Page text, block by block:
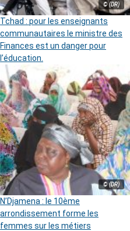
© (DR)
Tchad : pour les enseignants
communautaires le ministre des
Finances est un danger pour
l’éducation.
© (DR)
N’Djamena : le 10ème
arrondissement forme les
femmes sur les métiers